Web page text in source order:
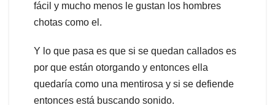
fácil y mucho menos le gustan los hombres
chotas como el.
Y lo que pasa es que si se quedan callados es
por que están otorgando y entonces ella
quedaría como una mentirosa y si se defiende
entonces está buscando sonido.